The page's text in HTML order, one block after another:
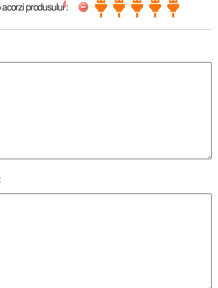
acorzi produsului* :